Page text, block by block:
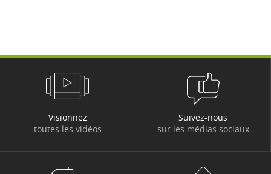
Visionnez
toutes les vidéos
Suivez-nous
sur les médias sociaux